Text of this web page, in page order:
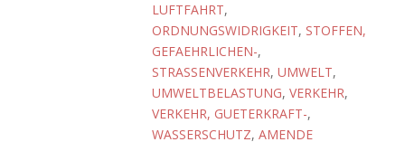
LUFTFAHRT,
ORDNUNGSWIDRIGKEIT, STOFFEN,
GEFAEHRLICHEN-,
STRASSENVERKEHR, UMWELT,
UMWELTBELASTUNG, VERKEHR,
VERKEHR, GUETERKRAFT-,
WASSERSCHUTZ, AMENDE